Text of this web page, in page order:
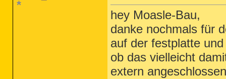
hey Moasle-Bau,
danke nochmals für
auf der festplatte
ob das vielleicht
extern